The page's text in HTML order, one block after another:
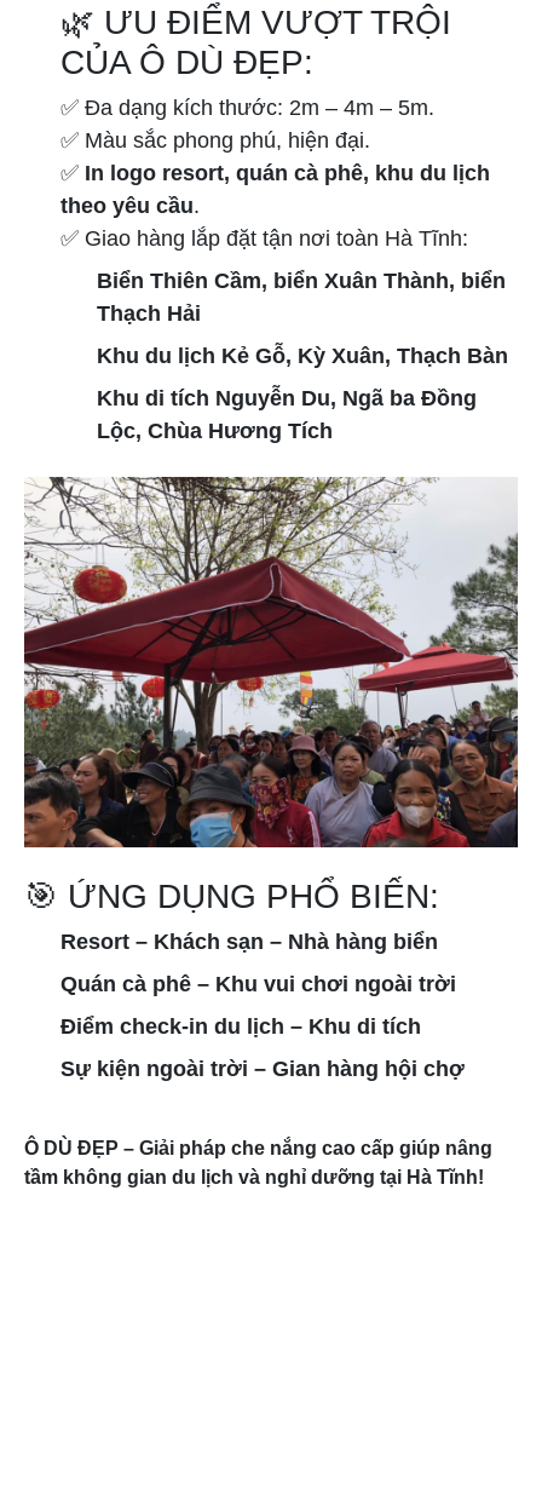
🌿 ƯU ĐIỂM VƯỢT TRỘI
CỦA Ô DÙ ĐẸP:
✅ Đa dạng kích thước: 2m – 4m – 5m.
✅ Màu sắc phong phú, hiện đại.
✅ In logo resort, quán cà phê, khu du lịch
theo yêu cầu.
✅ Giao hàng lắp đặt tận nơi toàn Hà Tĩnh:
Biển Thiên Cầm, biển Xuân Thành, biển
Thạch Hải
Khu du lịch Kẻ Gỗ, Kỳ Xuân, Thạch Bàn
Khu di tích Nguyễn Du, Ngã ba Đồng
Lộc, Chùa Hương Tích
🎯 ỨNG DỤNG PHỔ BIẾN:
Resort – Khách sạn – Nhà hàng biển
Quán cà phê – Khu vui chơi ngoài trời
Điểm check-in du lịch – Khu di tích
Sự kiện ngoài trời – Gian hàng hội chợ
Ô DÙ ĐẸP – Giải pháp che nắng cao cấp giúp nâng
tầm không gian du lịch và nghỉ dưỡng tại Hà Tĩnh!